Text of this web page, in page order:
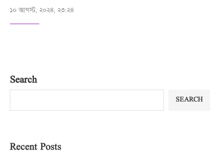
১০ আগস্ট, ২০২৪, ২৩:২৪
Search
SEARCH
Recent Posts